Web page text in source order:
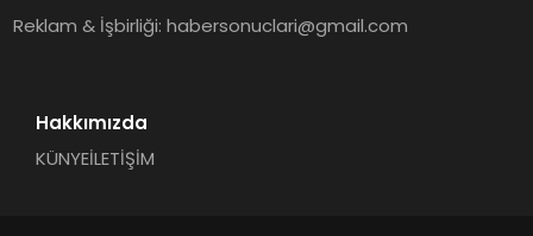
Reklam & İşbirliği:habersonuclari@gmail.com
Hakkımızda
KÜNYEİLETİŞİM